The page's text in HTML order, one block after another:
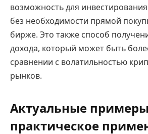
возможность для
без необходимости прямой
бирже. Это также способ
дохода, который может быть
сравнении с волатильностью
рынков.
Актуальные
практическое